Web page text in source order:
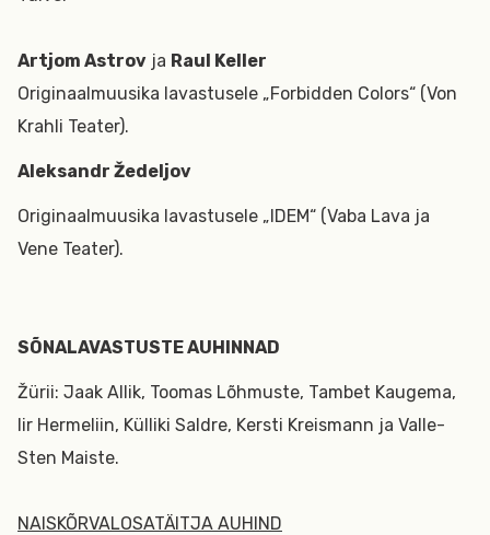
Artjom Astrov ja Raul Keller
Originaalmuusika lavastusele „Forbidden Colors“ (Von
Krahli Teater).
Aleksandr Žedeljov
Originaalmuusika lavastusele „IDEM“ (Vaba Lava ja
Vene Teater).
SÕNALAVASTUSTE AUHINNAD
Žürii: Jaak Allik, Toomas Lõhmuste, Tambet Kaugema,
Iir Hermeliin, Külliki Saldre, Kersti Kreismann ja Valle-
Sten Maiste.
NAISKÕRVALOSATÄITJA AUHIND